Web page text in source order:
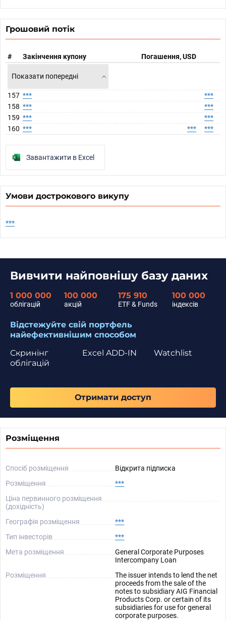
Грошовий потік
# Закінчення купону Погашення, USD
Показати попередні
157 ***
***
158 ***
***
159 ***
***
160 *** *** ***
Завантажити в Excel
Умови дострокового викупу
***
Вивчити найповнішу базу даних
1 000 000
облігацій
100 000
акцій
175 910
ETF & Funds
100 000
індексів
Відстежуйте свій портфель
найефективнішим способом
Скринінг
облігацій
Watchlist
Excel ADD-IN
Отримати доступ
Розміщення
Спосіб розміщення
Відкрита підписка
Розміщення
***
Ціна первинного розміщення
(дохідність)
Географія розміщення
***
Тип інвесторів
***
Мета розміщення
General Corporate Purposes
Intercompany Loan
Розміщення
The issuer intends to lend the net
proceeds from the sale of the
notes to subsidiary AIG Financial
Products Corp. or certain of its
subsidiaries for use for general
corporate purposes.